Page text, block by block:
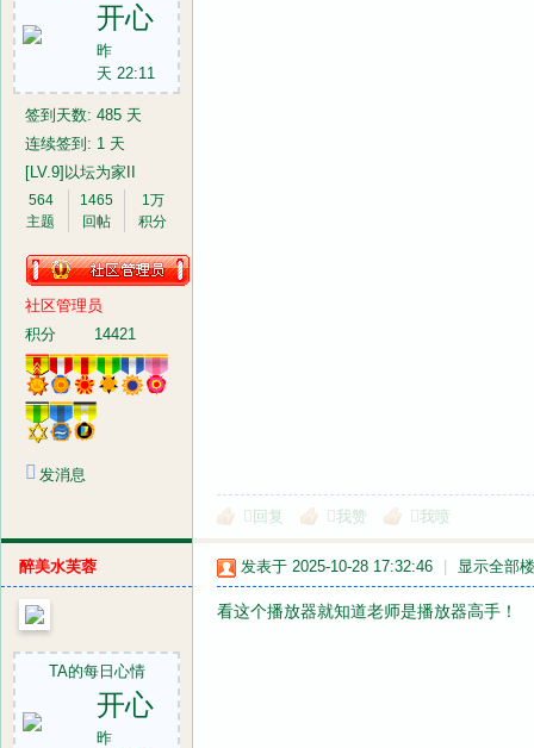
开心
昨
天 22:11
签到天数: 485 天
连续签到: 1 天
[LV.9]以坛为家II
564
主题
1465
回帖
1万
积分
社区管理员
积分
14421
发消息
回复 我赞 我喷
醉美水芙蓉
TA的每日心情
开心
昨
发表于 2025-10-28 17:32:46 显示全部
看这个播放器就知道老师是播放器高手！